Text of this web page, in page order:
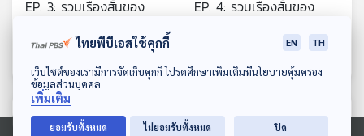
ดาวน์โหลด Thai PBS Podcast Application
EP. 3: รวมเรื่องสั้นของ
ห้องสมุดหลังไมค์
EP. 4: รวมเรื่องสั้นของ
ตอนที่เกี่ยวข้อง
ไทยพีบีเอสใช้คุกกี้ EN TH
เว็บไซต์ของเรามีการจัดเก็บคุกกี้ โปรดศึกษาเพิ่มเติมที่นโยบายคุ้มครอง
ข้อมูลส่วนบุคคล
เพิ่มเติม
ยอมรับทั้งหมด ไม่ยอมรับทั้งหมด ปิด